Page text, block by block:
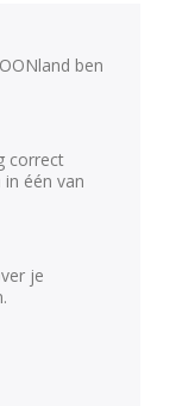
ben
correct
één van
je